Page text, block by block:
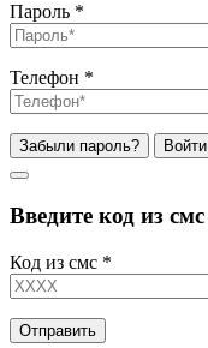
Пароль *
Телефон *
Забыли пароль? Войти
Введите код из смс
Код из смс *
Отправить